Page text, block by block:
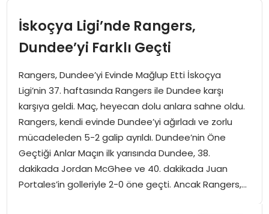
GÜNCEL
TEKNOLOJI
EĞITIM
SPOR
İskoçya Ligi’nde Rangers,
Dundee’yi Farklı Geçti
Rangers, Dundee’yi Evinde Mağlup Etti İskoçya
Ligi’nin 37. haftasında Rangers ile Dundee karşı
karşıya geldi. Maç, heyecan dolu anlara sahne oldu.
Rangers, kendi evinde Dundee’yi ağırladı ve zorlu
mücadeleden 5-2 galip ayrıldı. Dundee’nin Öne
Geçtiği Anlar Maçın ilk yarısında Dundee, 38.
dakikada Jordan McGhee ve 40. dakikada Juan
Portales’in golleriyle 2-0 öne geçti. Ancak Rangers,…